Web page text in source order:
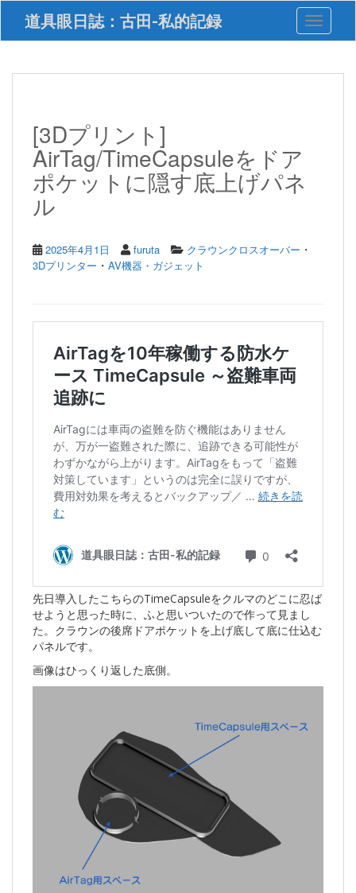
i
道具眼日誌：古田-私的記録 Toggle
[3Dプリント]
AirTag/TimeCapsuleをドア
ポケットに隠す底上げパネ
ル
2025年4月1日 furuta クラウンクロスオーバー ・
3Dプリンター ・ AV機器・ガジェット
先日導入したこちらのTimeCapsuleをクルマのどこに忍ば
せようと思った時に、ふと思いついたので作って見まし
た。クラウンの後席ドアポケットを上げ底して底に仕込む
パネルです。
画像はひっくり返した底側。